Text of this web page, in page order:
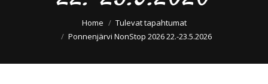
Home
Tulevat tapahtumat
Ponnenjärvi NonStop 2026 22.-23.5.2026